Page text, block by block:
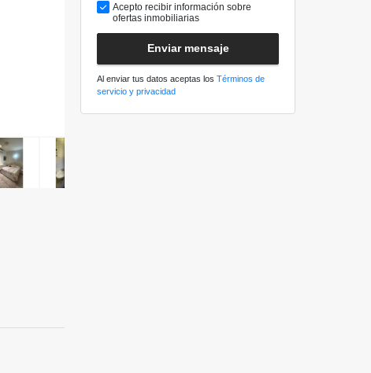
Acepto recibir información sobre
ofertas inmobiliarias
Enviar mensaje
Al enviar tus datos aceptas los Términos de
servicio y privacidad